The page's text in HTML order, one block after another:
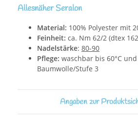
Allesnäher Seralon
Material: 100% Polyester mit
Feinheit: ca. Nm 62/2 (dtex
Nadelstärke: 80-90
Pflege: waschbar bis 60°C
Baumwolle/Stufe 3
Angaben zur